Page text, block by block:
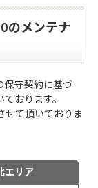
のメンテナ
保守契約に基づ
おります。
せて頂いておりま
エリア